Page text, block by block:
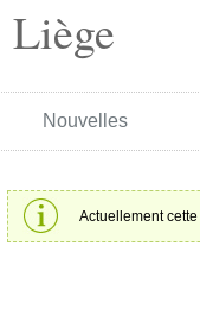
Liège
Nouvelles
Actuellement